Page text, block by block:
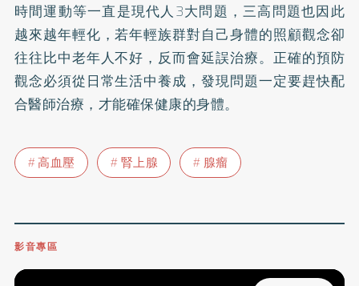
時間運動等一直是現代人3大問題，三高問題也因此
越來越年輕化，若年輕族群對自己身體的照顧觀念卻
往往比中老年人不好，反而會延誤治療。正確的預防
觀念必須從日常生活中養成，發現問題一定要趕快配
合醫師治療，才能確保健康的身體。
高血壓 腎上腺 腺瘤
影音專區